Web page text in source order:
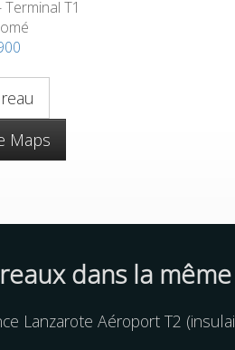
T1
Maps
dans la
Lanzarote Aéroport T2